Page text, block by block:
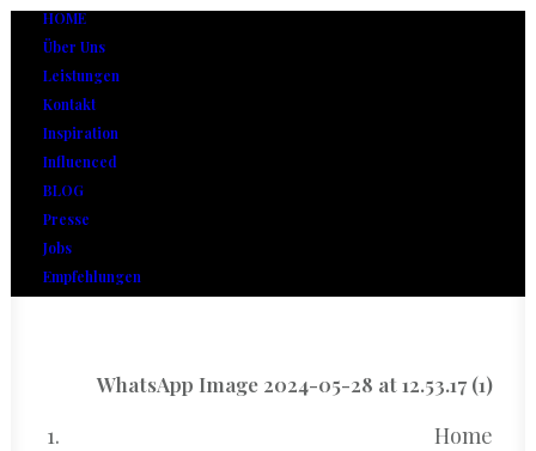
HOME
Über Uns
Leistungen
Kontakt
Inspiration
Influenced
BLOG
Presse
Jobs
Empfehlungen
WhatsApp Image 2024-05-28 at 12.53.17 (1)
Home